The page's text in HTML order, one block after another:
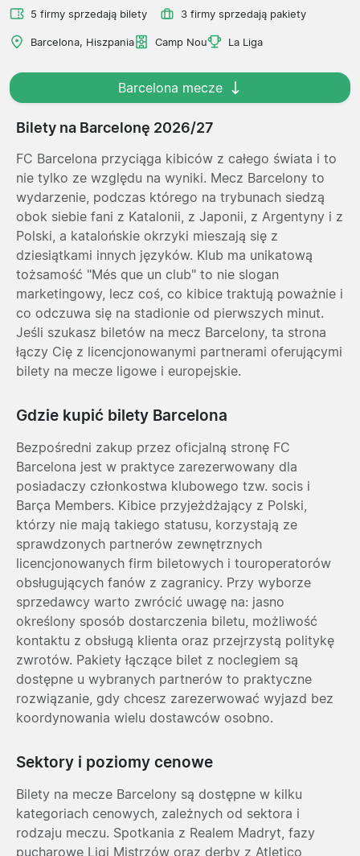
5 firmy sprzedają bilety 3 firmy sprzedają pakiety
Barcelona, Hiszpania Camp Nou La Liga
Barcelona mecze
Bilety na Barcelonę 2026/27
FC Barcelona przyciąga kibiców z całego świata i to
nie tylko ze względu na wyniki. Mecz Barcelony to
wydarzenie, podczas którego na trybunach siedzą
obok siebie fani z Katalonii, z Japonii, z Argentyny i z
Polski, a katalońskie okrzyki mieszają się z
dziesiątkami innych języków. Klub ma unikatową
tożsamość "Més que un club" to nie slogan
marketingowy, lecz coś, co kibice traktują poważnie i
co odczuwa się na stadionie od pierwszych minut.
Jeśli szukasz biletów na mecz Barcelony, ta strona
łączy Cię z licencjonowanymi partnerami oferującymi
bilety na mecze ligowe i europejskie.
Gdzie kupić bilety Barcelona
Bezpośredni zakup przez oficjalną stronę FC
Barcelona jest w praktyce zarezerwowany dla
posiadaczy członkostwa klubowego tzw. socis i
Barça Members. Kibice przyjeżdżający z Polski,
którzy nie mają takiego statusu, korzystają ze
sprawdzonych partnerów zewnętrznych
licencjonowanych firm biletowych i touroperatorów
obsługujących fanów z zagranicy. Przy wyborze
sprzedawcy warto zwrócić uwagę na: jasno
określony sposób dostarczenia biletu, możliwość
kontaktu z obsługą klienta oraz przejrzystą politykę
zwrotów. Pakiety łączące bilet z noclegiem są
dostępne u wybranych partnerów to praktyczne
rozwiązanie, gdy chcesz zarezerwować wyjazd bez
koordynowania wielu dostawców osobno.
Sektory i poziomy cenowe
Bilety na mecze Barcelony są dostępne w kilku
kategoriach cenowych, zależnych od sektora i
rodzaju meczu. Spotkania z Realem Madryt, fazy
pucharowe Ligi Mistrzów oraz derby z Atletico